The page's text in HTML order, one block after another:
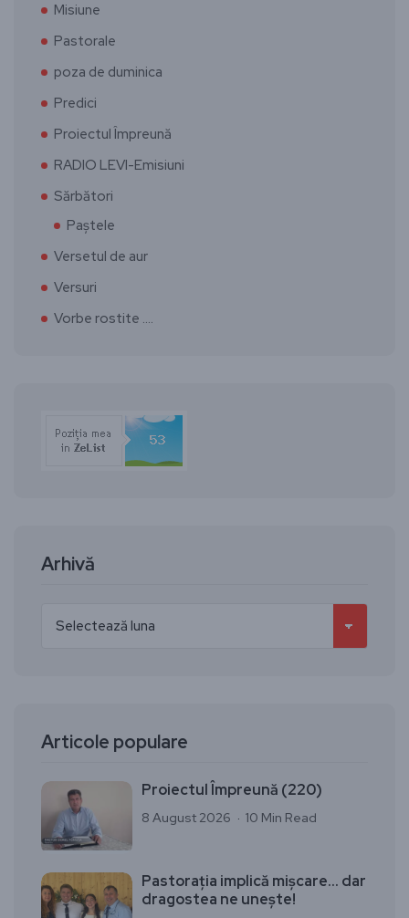
Misiune
Pastorale
poza de duminica
Predici
Proiectul Împreună
RADIO LEVI-Emisiuni
Sărbători
Paștele
Versetul de aur
Versuri
Vorbe rostite ….
Arhivă
Articole populare
Proiectul Împreună (220)
8 August 2026 10 Min Read
Pastorația implică mișcare… dar
dragostea ne unește!